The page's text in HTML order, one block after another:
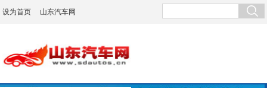
设为首页 山东汽车网